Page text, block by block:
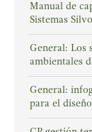
Manual de
Sistemas
General: Los
ambientales
General:
para el